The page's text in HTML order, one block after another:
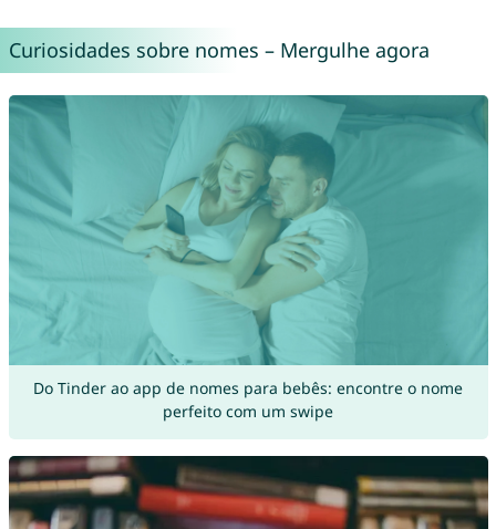
Curiosidades sobre nomes – Mergulhe agora
Do Tinder ao app de nomes para bebês: encontre o nome
perfeito com um swipe